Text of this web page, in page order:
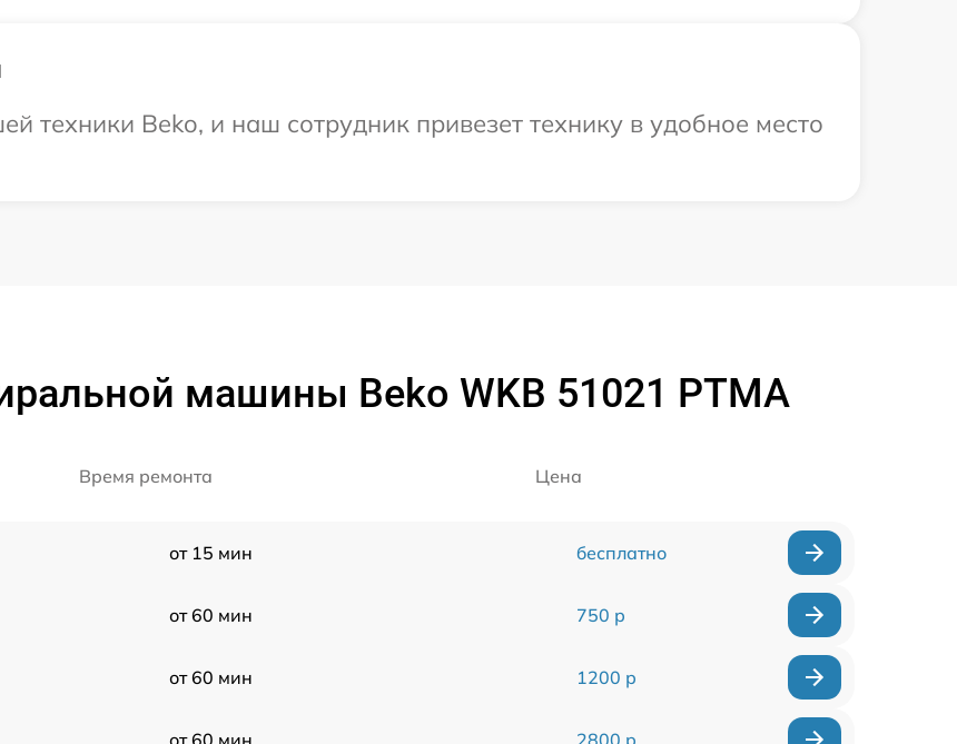
техники Beko, и наш сотрудник привезет технику в удобное место
машины Beko WKB 51021 PTMA
Время ремонта Цена
от 15 мин бесплатно
от 60 мин 750 р
от 60 мин 1200 р